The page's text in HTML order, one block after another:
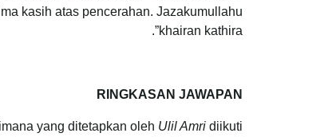
kasih atas pencerahan. Jazakumullahu
khairan kathira”.
RINGKASAN JAWAPAN
yang ditetapkan oleh Ulil Amri diikuti